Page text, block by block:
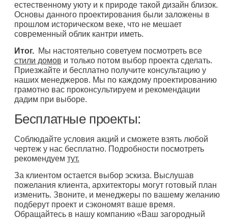
естественному уюту и к природе такой дизайн близок.
Основы данного проектирования были заложены в
прошлом историческом веке, что не мешает
современный облик кантри иметь.
Итог.Мы настоятельно советуем посмотреть все
стили домов и только потом выбор проекта сделать.
Приезжайте и бесплатно получите консультацию у
наших менеджеров. Мы по каждому проектированию
грамотно вас проконсультируем и рекомендации
дадим при выборе.
Бесплатные проекты:
Соблюдайте условия акций и сможете взять любой
чертеж у нас бесплатно. Подробности посмотреть
рекомендуем тут.
За клиентом остается выбор эскиза. Выслушав
пожелания клиента, архитекторы могут готовый план
изменить. Звоните, и менеджеры по вашему желанию
подберут проект и сэкономят ваше время.
Обращайтесь в нашу компанию «Ваш загородный